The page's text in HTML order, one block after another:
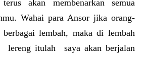
akan membenarkan semua
Wahai para Ansor jika orang-
lembah, maka di lembah
lereng itulah saya akan berjalan